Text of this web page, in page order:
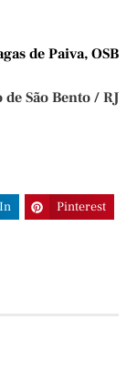
de Paiva, OSB
São Bento / RJ
Pinterest